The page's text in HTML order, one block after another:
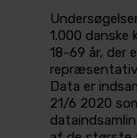
1.000 danske
18-69 år, der
Data er
21/6 2020